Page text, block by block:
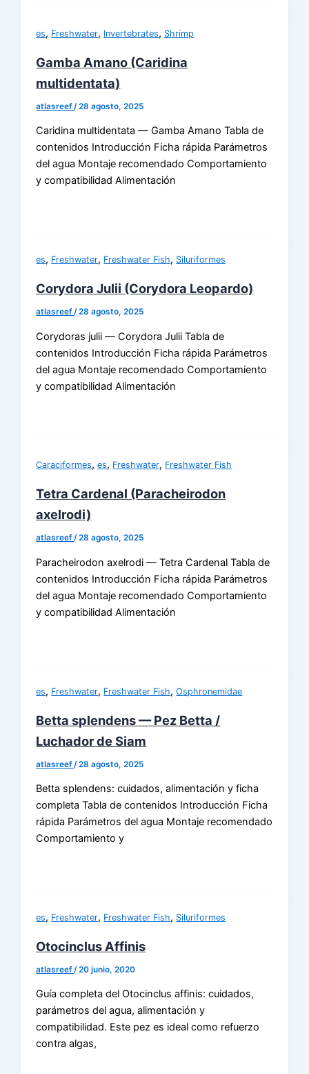
es, Freshwater, Invertebrates, Shrimp
Gamba Amano (Caridina
multidentata)
atlasreef /28 agosto, 2025
Caridina multidentata — Gamba Amano Tabla de
contenidos Introducción Ficha rápida Parámetros
del agua Montaje recomendado Comportamiento
y compatibilidad Alimentación
es, Freshwater, Freshwater Fish, Siluriformes
Corydora Julii (Corydora Leopardo)
atlasreef/28 agosto, 2025
Corydoras julii — Corydora Julii Tabla de
contenidos Introducción Ficha rápida Parámetros
del agua Montaje recomendado Comportamiento
y compatibilidad Alimentación
Caraciformes,es, Freshwater, Freshwater Fish
Tetra Cardenal (Paracheirodon
axelrodi)
atlasreef/28 agosto, 2025
Paracheirodon axelrodi — Tetra Cardenal Tabla de
contenidos Introducción Ficha rápida Parámetros
del agua Montaje recomendado Comportamiento
y compatibilidad Alimentación
es, Freshwater, Freshwater Fish,Osphronemidae
Betta splendens — Pez Betta /
Luchador de Siam
atlasreef /28 agosto, 2025
Betta splendens: cuidados, alimentación y ficha
completa Tabla de contenidos Introducción Ficha
rápida Parámetros del agua Montaje recomendado
Comportamiento y
es, Freshwater, Freshwater Fish, Siluriformes
Otocinclus Affinis
atlasreef/20 junio, 2020
Guía completa del Otocinclus affinis: cuidados,
parámetros del agua, alimentación y
compatibilidad. Este pez es ideal como refuerzo
contra algas,